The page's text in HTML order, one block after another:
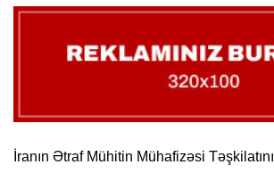
İranın Ətraf Mühitin Mühafizəsi